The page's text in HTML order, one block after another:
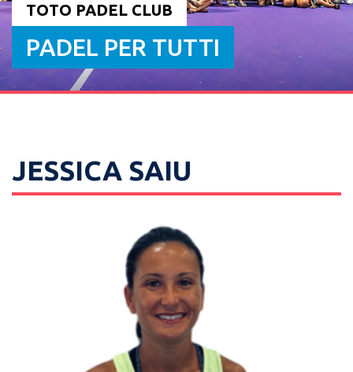
TOTO PADEL CLUB
PADEL PER TUTTI
JESSICA SAIU